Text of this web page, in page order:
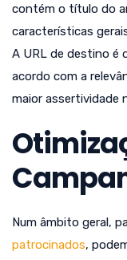
contém o título do
características
A URL de destino é
acordo com a
maior assertividade
Num âmbito geral,
patrocinados,